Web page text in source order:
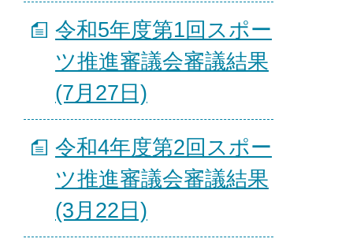
令和5年度第1回スポー
ツ推進審議会審議結果
(7月27日)
令和4年度第2回スポー
ツ推進審議会審議結果
(3月22日)